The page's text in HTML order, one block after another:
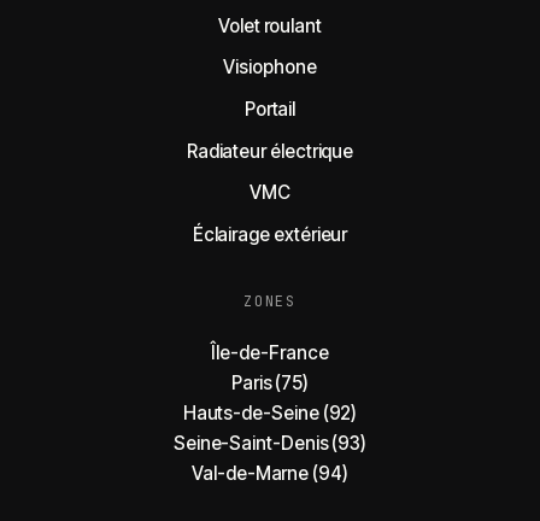
Volet roulant
Visiophone
Portail
Radiateur électrique
VMC
Éclairage extérieur
ZONES
Île-de-France
Paris (75)
Hauts-de-Seine (92)
Seine-Saint-Denis (93)
Val-de-Marne (94)